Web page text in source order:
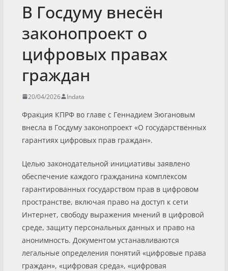
В Госдуму внесён
законопроект о
цифровых правах
граждан
20/04/2026 Indata
Фракция КПРФ во главе с Геннадием Зюгановым
внесла в Госдуму законопроект «О государственных
гарантиях цифровых прав граждан».
Целью законодательной инициативы заявлено
обеспечение каждого гражданина комплексом
гарантированных государством прав в цифровом
пространстве, включая право на доступ к сети
Интернет, свободу выражения мнений в цифровой
среде, защиту персональных данных и право на
анонимность. Документом устанавливаются
легальные определения понятий «цифровые права
граждан», «цифровая среда», «цифровая